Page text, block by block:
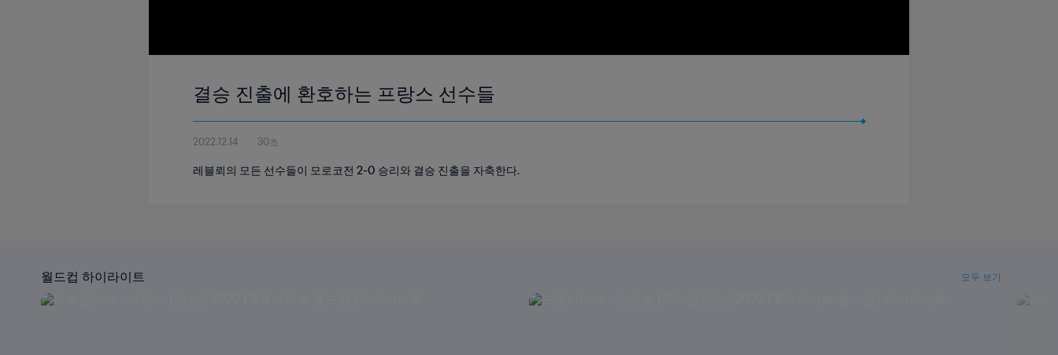
결승 진출에 환호하는 프랑스 선수들
2022.12.14 30초
레블뢰의 모든 선수들이 모로코전 2-0 승리와 결승 진출을 자축한다.
월드컵 하이라이트 모두 보기